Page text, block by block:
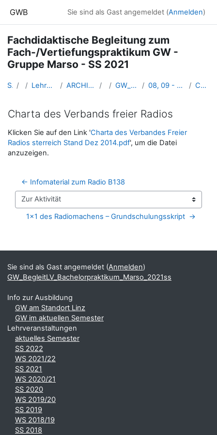
GWB Sie sind als Gast angemeldet (Anmelden)
Fachdidaktische Begleitung zum
Fach-/Vertiefungspraktikum GW -
Gruppe Marso - SS 2021
Startseite Kurse Lehramtsausbildung GW im Cluster Österreich Mitte ARCHIV - Lehrveranstaltungen am Standort Linz - seit 2016 SS_2021GW_BegleitLV_Bachelorpraktikum_Marso_2021ss 08, 09 - Do. 06. Mai 2021: Lehrausgang zum Lokalradio B138 in Kirchdorf Charta des Verbands freier Radios
Charta des Verbands freier Radios
Abschlussbedingungen
Klicken Sie auf den Link 'Charta des Verbandes Freier
Radios sterreich Stand Dez 2014.pdf', um die Datei
anzuzeigen.
← Infomaterial zum Radio B138
Zur Aktivität
1x1 des Radiomachens – Grundschulungsskript  →
Ergänzungsblöcke
Sie sind als Gast angemeldet (Anmelden)
GW_BegleitLV_Bachelorpraktikum_Marso_2021ss
Info zur Ausbildung
GW am Standort Linz
GW im aktuellen Semester
Lehrveranstaltungen
aktuelles Semester
SS 2022
WS 2021/22
SS 2021
WS 2020/21
SS 2020
WS 2019/20
SS 2019
WS 2018/19
SS 2018